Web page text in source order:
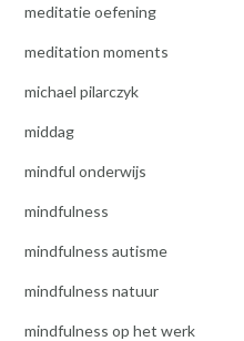
meditatie oefening
meditation moments
michael pilarczyk
middag
mindful onderwijs
mindfulness
mindfulness autisme
mindfulness natuur
mindfulness op het werk